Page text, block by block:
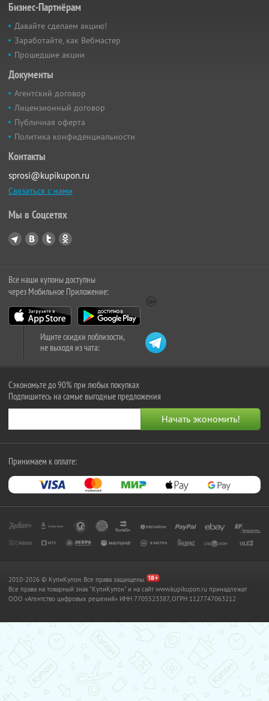
Бизнес-Партнёрам
Давайте сделаем акцию!
Заработайте, как Вебмастер
Прошедшие акции
Документы
Агентский договор
Лицензионный договор
Публичная оферта
Политика конфиденциальности
Контакты
sprosi@kupikupon.ru
Связаться с нами
Мы в Соцсетях
Все наши купоны доступны
через Мобильное Приложение:
Ищите скидки поблизости,
не выходя из чата:
Сэкономьте до 90% при любых покупках
Подпишитесь на самые выгодные предложения
Принимаем к оплате:
2010-2026 © КупиКупон. Все права защищены.
Все права на товарный знак "КупиКупон" и на сайт www.kupikupon.ru принадлежат
OOO «Агентство цифровых решений» ИНН 7705523387, ОГРН 1127747063212